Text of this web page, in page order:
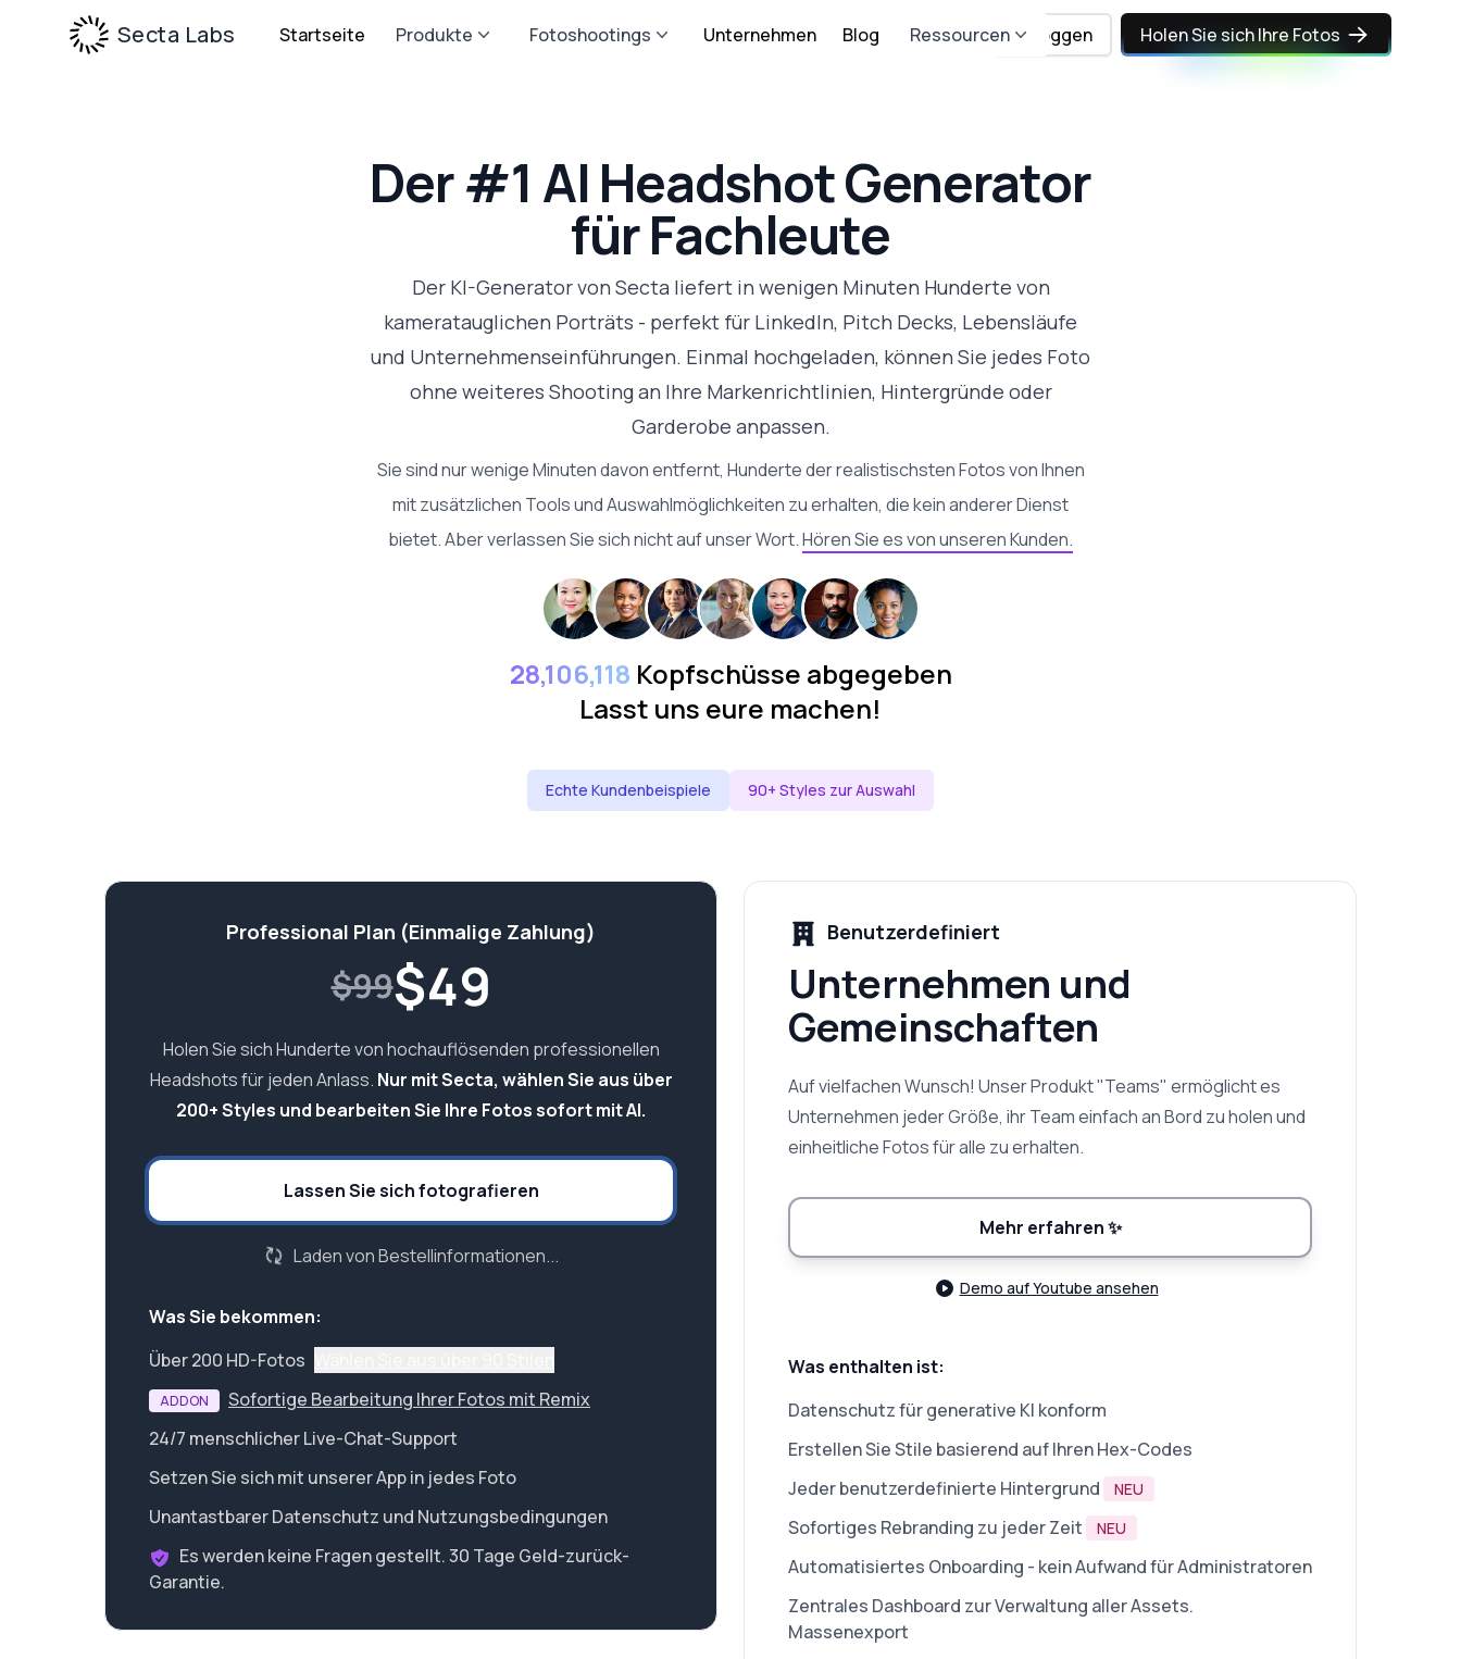
Secta Labs Startseite Produkte Fotoshootings Unternehmen Blog Ressourcen Einloggen Holen Sie sich Ihre Fotos
Der #1 AI Headshot Generator
für Fachleute
Der KI-Generator von Secta liefert in wenigen Minuten Hunderte von
kameratauglichen Porträts - perfekt für LinkedIn, Pitch Decks, Lebensläufe
und Unternehmenseinführungen. Einmal hochgeladen, können Sie jedes Foto
ohne weiteres Shooting an Ihre Markenrichtlinien, Hintergründe oder
Garderobe anpassen.
Sie sind nur wenige Minuten davon entfernt, Hunderte der realistischsten Fotos von Ihnen
mit zusätzlichen Tools und Auswahlmöglichkeiten zu erhalten, die kein anderer Dienst
bietet. Aber verlassen Sie sich nicht auf unser Wort.Hören Sie es von unseren Kunden.
28,106,118 Kopfschüsse abgegeben
Lasst uns eure machen!
Echte Kundenbeispiele 90+ Styles zur Auswahl
Professional Plan (Einmalige Zahlung)
$99$49
Holen Sie sich Hunderte von hochauflösenden professionellen
Headshots für jeden Anlass. Nur mit Secta, wählen Sie aus über
200+ Styles und bearbeiten Sie Ihre Fotos sofort mit AI.
Lassen Sie sich fotografieren
Laden von Bestellinformationen...
Was Sie bekommen:
Über 200 HD-Fotos
ADDON
Sofortige Bearbeitung Ihrer Fotos mit Remix
24/7 menschlicher Live-Chat-Support
Setzen Sie sich mit unserer App in jedes Foto
Unantastbarer Datenschutz und Nutzungsbedingungen
Es werden keine Fragen gestellt. 30 Tage Geld-zurück-
Garantie.
Benutzerdefiniert
Unternehmen und
Gemeinschaften
Auf vielfachen Wunsch! Unser Produkt "Teams" ermöglicht es
Unternehmen jeder Größe, ihr Team einfach an Bord zu holen und
einheitliche Fotos für alle zu erhalten.
Mehr erfahren✨
Demo auf Youtube ansehen
Was enthalten ist:
Datenschutz für generative KI konform
Erstellen Sie Stile basierend auf Ihren Hex-Codes
Jeder benutzerdefinierte Hintergrund
NEU
Sofortiges Rebranding zu jeder Zeit NEU
Automatisiertes Onboarding - kein Aufwand für Administratoren
Zentrales Dashboard zur Verwaltung aller Assets.
Massenexport